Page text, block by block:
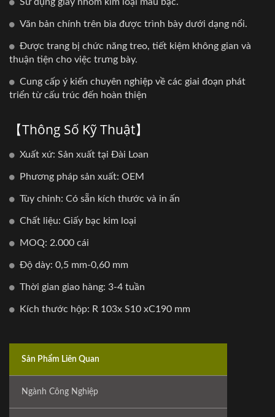
Sử dụng giấy nhôm kim loại màu bạc.
Văn bản chính trên bìa được trình bày dưới dạng nổi.
Được trang bị chức năng treo, tiết kiệm không gian và
thuận tiện cho việc trưng bày.
Cung cấp ý kiến chuyên nghiệp về các giai đoạn phát
triển từ cấu trúc đến hoàn thiện
【Thông Số Kỹ Thuật】
Xuất xứ: Sản xuất tại Đài Loan
Phương pháp sản xuất: OEM
Tùy chỉnh: Có sẵn kích thước và in ấn
Chất liệu: Giấy bạc kim loại
MOQ: 2.000 cái
Độ dày: 0,5 mm-0,60 mm
Thời gian giao hàng: 3-4 tuần
Kích thước hộp: R 103x S10 xC190 mm
Sản Phẩm Liên Quan
Ngành Công Nghiệp